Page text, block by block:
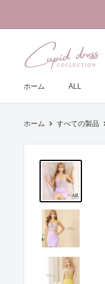
ピ
ス
ホーム ALL
ホーム すべての製品